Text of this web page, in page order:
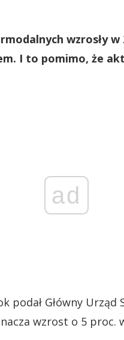
wzrosły w
I to pomimo, że
ad
podał Główny
wzrost o 5 proc.